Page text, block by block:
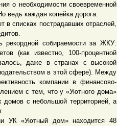
о необходимости своевременной
ведь каждая копейка дорога.
списках пострадавших отраслей,
собираемости за ЖКУ:
(как известно, 100-процентной
даже в странах с высокой
в этой сфере). Между
компании в финансово-
с тем, что у «Уютного дома»
с небольшой территорией, а
«Уютный дом» находится 48